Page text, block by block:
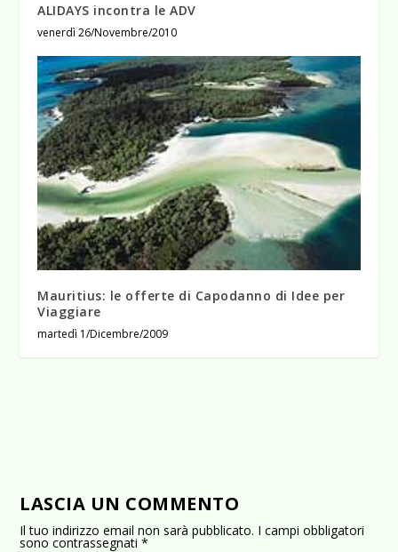
ALIDAYS incontra le ADV
venerdì 26/Novembre/2010
Mauritius: le offerte di Capodanno di Idee per
Viaggiare
martedì 1/Dicembre/2009
LASCIA UN COMMENTO
Il tuo indirizzo email non sarà pubblicato. I campi obbligatori
sono contrassegnati*